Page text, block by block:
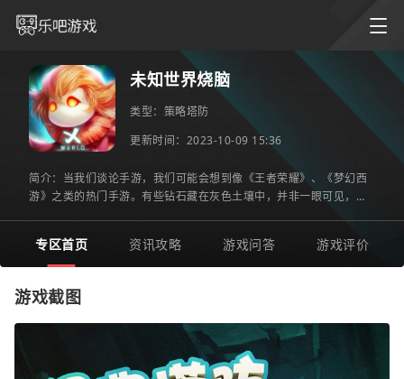
未知世界烧脑
类型： 策略塔防
更新时间：2023-10-09 15:36
简介：当我们谈论手游，我们可能会想到像《王者荣耀》、《梦幻西
游》之类的热门手游。有些钻石藏在灰色土壤中，并非一眼可见，在
专区首页 资讯攻略 游戏问答 游戏评价
游戏截图